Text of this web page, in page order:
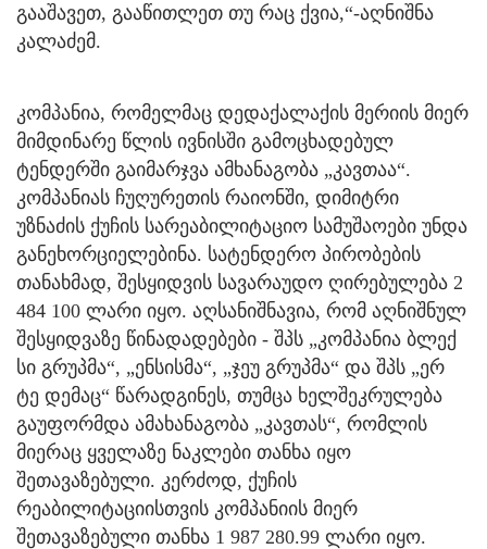
გააშავეთ, გააწითლეთ თუ რაც ქვია,“-აღნიშნა
კალაძემ.
კომპანია, რომელმაც დედაქალაქის მერიის მიერ
მიმდინარე წლის ივნისში გამოცხადებულ
ტენდერში გაიმარჯვა ამხანაგობა „კავთაა“.
კომპანიას ჩუღურეთის რაიონში, დიმიტრი
უზნაძის ქუჩის სარეაბილიტაციო სამუშაოები უნდა
განეხორციელებინა. სატენდერო პირობების
თანახმად, შესყიდვის სავარაუდო ღირებულება 2
484 100 ლარი იყო. აღსანიშნავია, რომ აღნიშნულ
შესყიდვაზე წინადადებები - შპს „კომპანია ბლექ
სი გრუპმა“, „ენსისმა“, „ჯეუ გრუპმა“ და შპს „ერ
ტე დემაც“ წარადგინეს, თუმცა ხელშეკრულება
გაუფორმდა ამახანაგობა „კავთას“, რომლის
მიერაც ყველაზე ნაკლები თანხა იყო
შეთავაზებული. კერძოდ, ქუჩის
რეაბილიტაციისთვის კომპანიის მიერ
შეთავაზებული თანხა 1 987 280.99 ლარი იყო.